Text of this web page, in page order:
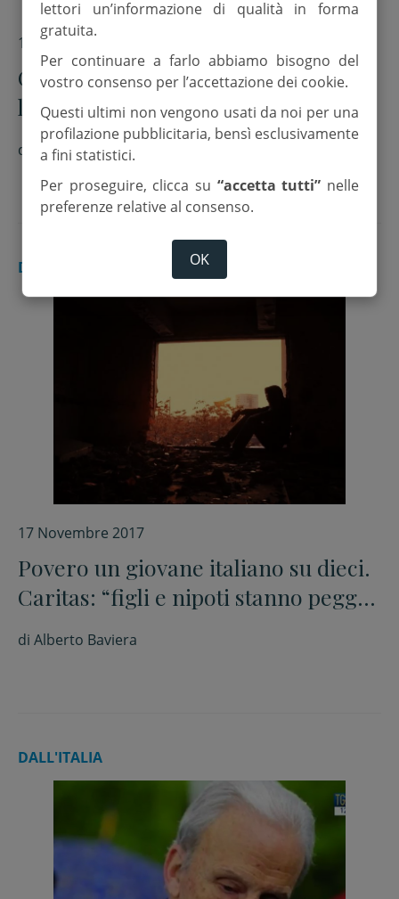
17 Novembre 2017
Campagna della Regione per
l’utilizzo del Fascicolo sanitario
elettronico
di Fs
DALL'ITALIA
17 Novembre 2017
Povero un giovane italiano su dieci.
Caritas: “figli e nipoti stanno peggio
di genitori e nonni”
di Alberto Baviera
DALL'ITALIA
lettori un’informazione di qualità in forma
gratuita.
Per continuare a farlo abbiamo bisogno del
vostro consenso per l’accettazione dei cookie.
Questi ultimi non vengono usati da noi per una
profilazione pubblicitaria, bensì esclusivamente
a fini statistici.
Per proseguire, clicca su “accetta tutti” nelle
preferenze relative al consenso.
OK